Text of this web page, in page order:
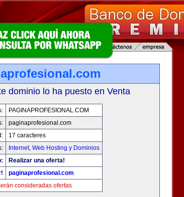
dominio lo ha puesto en Venta
PAGINAPROFESIONAL.COM
paginaprofesional.com
17 caracteres
Internet, Web Hosting y Dominios
Realizar una oferta!
paginaprofesional.com
consideradas ofertas